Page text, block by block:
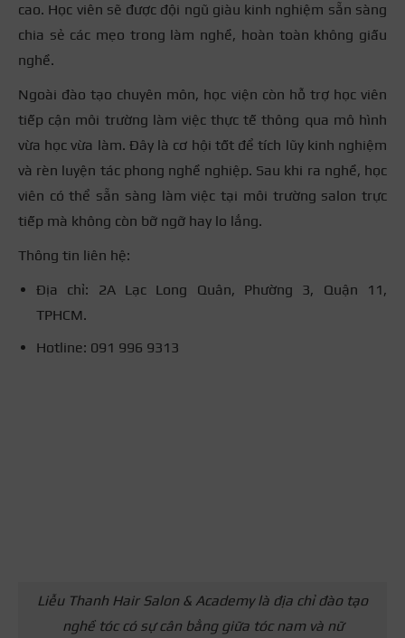
cao. Học viên sẽ được đội ngũ giàu kinh nghiệm sẵn sàng
chia sẻ các mẹo trong làm nghề, hoàn toàn không giấu
nghề.
Ngoài đào tạo chuyên môn, học viện còn hỗ trợ học viên
tiếp cận môi trường làm việc thực tế thông qua mô hình
vừa học vừa làm. Đây là cơ hội tốt để tích lũy kinh nghiệm
và rèn luyện tác phong nghề nghiệp. Sau khi ra nghề, học
viên có thể sẵn sàng làm việc tại môi trường salon trực
tiếp mà không còn bỡ ngỡ hay lo lắng.
Thông tin liên hệ:
Địa chỉ: 2A Lạc Long Quân, Phường 3, Quận 11,
TPHCM.
Hotline: 091 996 9313
Liễu Thanh Hair Salon & Academy là địa chỉ đào tạo
nghề tóc có sự cân bằng giữa tóc nam và nữ